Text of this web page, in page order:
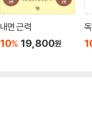
내면 근력
10% 19,800원